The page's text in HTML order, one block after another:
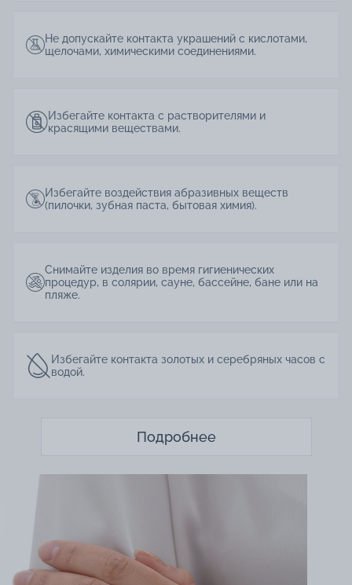
Не допускайте контакта украшений с кислотами,
щелочами, химическими соединениями.
Избегайте контакта с растворителями и
красящими веществами.
Избегайте воздействия абразивных веществ
(пилочки, зубная паста, бытовая химия).
Снимайте изделия во время гигиенических
процедур, в солярии, сауне, бассейне, бане или на
пляже.
Избегайте контакта золотых и серебряных часов с
водой.
Подробнее